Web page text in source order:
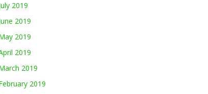
2019
2019
2019
2019
2019
2019